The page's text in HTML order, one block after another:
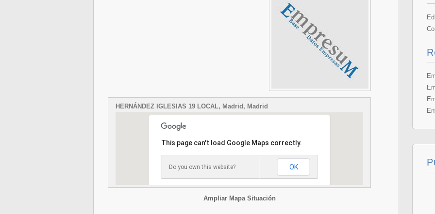
HERNÁNDEZ IGLESIAS 19 LOCAL, Madrid, Madrid
This page can't load Google Maps correctly.
Do you own this website? OK
Ampliar Mapa Situación